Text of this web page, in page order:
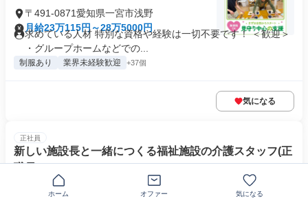
〒491-0871愛知県一宮市浅野
月給23万115円～28万5000円
求めている人材 特別な資格や経験は一切不要です！ ＜歓迎＞
・グループホームなどでの...
制服あり 業界未経験歓迎 +37個
気になる
正社員
新しい施設長と一緒につくる福祉施設の介護スタッフ(正
職員)
社会福祉法人紫水会
ホーム オファー 気になる